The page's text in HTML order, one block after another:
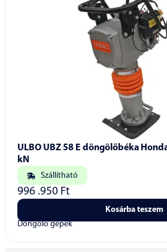
ULBO UBZ 58 E döngölőbéka
kN
Szállítható
996 .950 Ft
Kosárba teszem
Döngölő gépek